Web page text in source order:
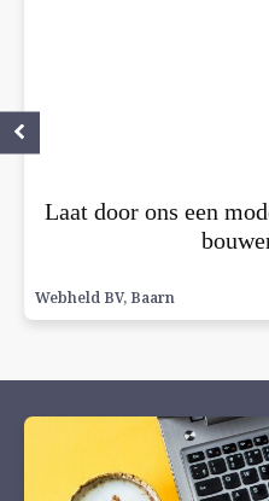
Laat door ons een
Webheld BV, Baarn